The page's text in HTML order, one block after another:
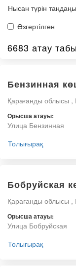
Нысан түрін
Өзгертілген
6683 атау
Бензинная
Қарағанды облысы ,
Орысша атауы:
Улица Бензинная
Толығырақ
Бобруйская
Қарағанды облысы ,
Орысша атауы:
Улица Бобруйская
Толығырақ